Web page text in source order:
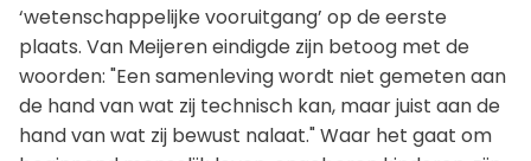
‘wetenschappelijke vooruitgang’ op de eerste
plaats. Van Meijeren eindigde zijn betoog met de
woorden: "Een samenleving wordt niet gemeten aan
de hand van wat zij technisch kan, maar juist aan de
hand van wat zij bewust nalaat." Waar het gaat om